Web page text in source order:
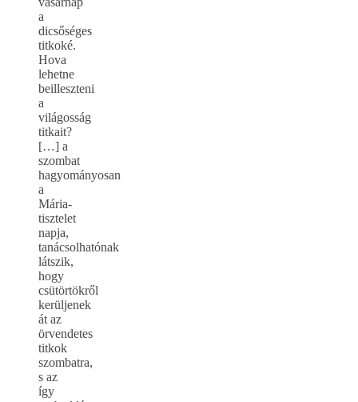
a
dicsőséges
titkoké.
Hova
lehetne
beilleszteni
a
világosság
titkait?
[…] a
szombat
hagyományosan
a
Mária-
tisztelet
napja,
tanácsolhatónak
látszik,
hogy
csütörtökről
kerüljenek
át az
örvendetes
titkok
szombatra,
s az
így